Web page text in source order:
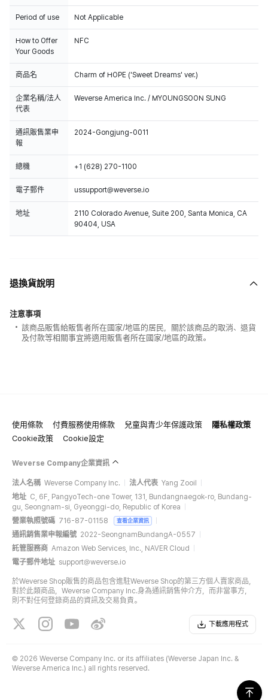
Period of use Not Applicable
How to Offer
Your Goods
NFC
商品名 Charm of HOPE ('Sweet Dreams' ver.)
企業名稱/法人
代表
Weverse America Inc. / MYOUNGSOON SUNG
通訊販售業申
報
2024-Gongjung-0011
總機 +1 (628) 270-1100
電子郵件 ussupport@weverse.io
地址
2110 Colorado Avenue, Suite 200, Santa Monica, CA
90404, USA
退換貨說明
注意事項
該商品販售給販售者所在國家/地區的居民，關於該商品的取消、退貨
及付款等相關事宜將適用販售者所在國家/地區的政策。
使用條款 付費服務使用條款 兒童與青少年保護政策
隱私權政策
Cookie政策
Cookie設定
Weverse Company企業資訊
法人名稱 Weverse Company Inc. 法人代表 Yang Zooil
地址 C, 6F, PangyoTech-one Tower, 131, Bundangnaegok-ro, Bundang-
gu, Seongnam-si, Gyeonggi-do, Republic of Korea
營業執照號碼 716-87-01158 查看企業資訊
通訊銷售業申報編號 2022-SeongnamBundangA-0557
託管服務商 Amazon Web Services, Inc., NAVER Cloud
電子郵件地址 support@weverse.io
於Weverse Shop販售的商品包含進駐Weverse Shop的第三方個人賣家商品，
對於此類商品，Weverse Company Inc.身為通訊銷售仲介方，而非當事方，
則不對任何登錄商品的資訊及交易負責。
下載應用程式
© 2026 Weverse Company Inc. or its affiliates (Weverse Japan Inc. &
Weverse America Inc.) all rights reserved.